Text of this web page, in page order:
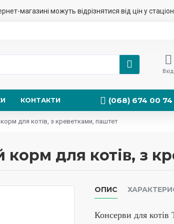
магазині можуть відрізнятися від цін у
Вхід
КОНТАКТИ (068) 674 00 74
для котів, з креветками, паштет
для котів, з
ОПИС
Консерви для